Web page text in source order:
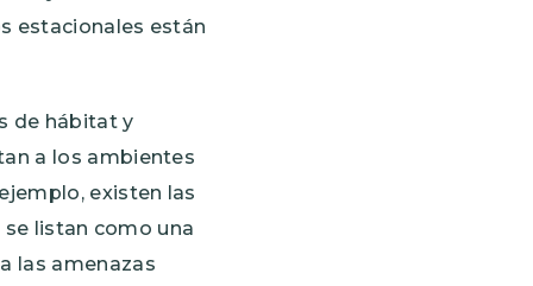
estacionales están
de hábitat y
a los ambientes
existen las
listan como una
las amenazas